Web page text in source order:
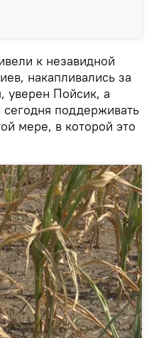
к незавидной
накапливались за
уверен Пойсик, а
сегодня поддерживать
мере, в которой это